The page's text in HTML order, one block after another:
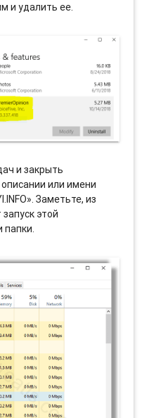
и удалить ее.
и закрыть
или имени
Заметьте, из
этой